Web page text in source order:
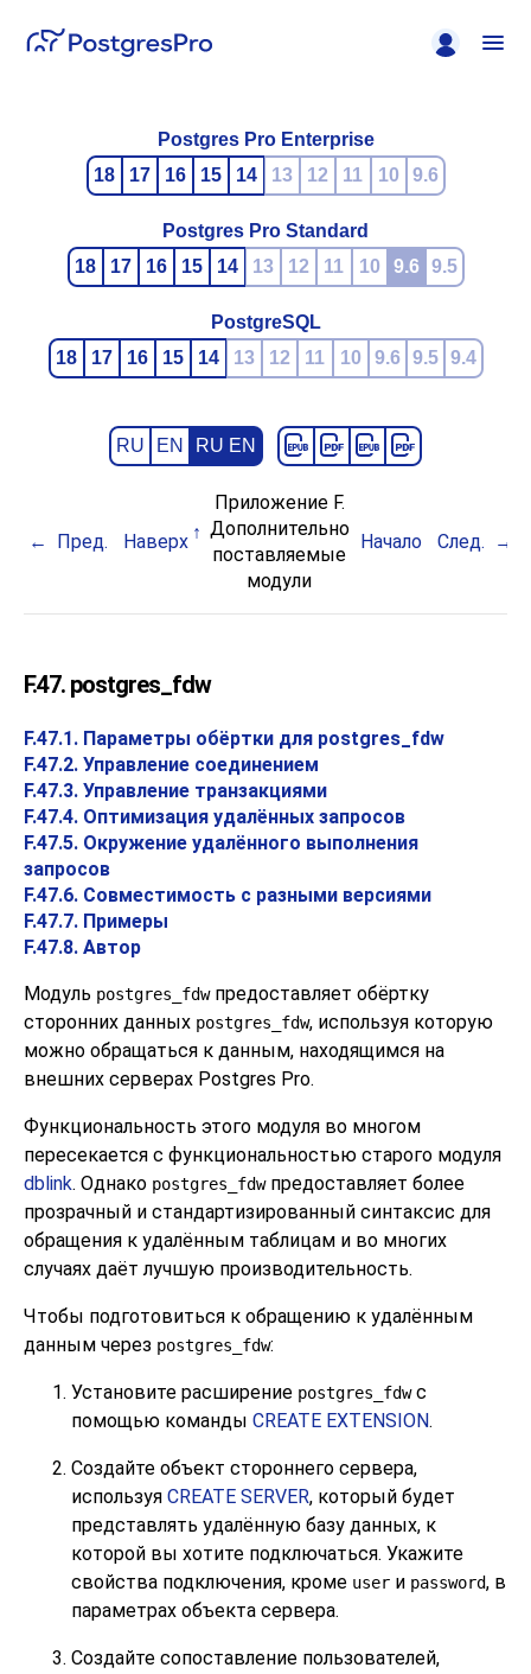
Postgres Pro Enterprise
18
17 16 15 14 13 12 11 10 9.6
Postgres Pro Standard
18
17 16 15 14 13 12 11 10 9.6 9.5
PostgreSQL
18
17 16 15 14 13 12 11 10 9.6 9.5 9.4
RU EN RU EN
Пред. Наверх
Приложение F.
Дополнительно
поставляемые
модули
Начало След.
F.47. postgres_fdw
F.47.1. Параметры обёртки для postgres_fdw
F.47.2. Управление соединением
F.47.3. Управление транзакциями
F.47.4. Оптимизация удалённых запросов
F.47.5. Окружение удалённого выполнения
запросов
F.47.6. Совместимость с разными версиями
F.47.7. Примеры
F.47.8. Автор
Модуль postgres_fdwпредоставляет обёртку
сторонних данных postgres_fdw, используя которую
можно обращаться к данным, находящимся на
внешних серверах Postgres Pro.
Функциональность этого модуля во многом
пересекается с функциональностью старого модуля
dblink. Однако postgres_fdwпредоставляет более
прозрачный и стандартизированный синтаксис для
обращения к удалённым таблицам и во многих
случаях даёт лучшую производительность.
Чтобы подготовиться к обращению к удалённым
данным через postgres_fdw:
Установите расширение postgres_fdwс
помощью команды CREATE EXTENSION.
Создайте объект стороннего сервера,
используя CREATE SERVER, который будет
представлять удалённую базу данных, к
которой вы хотите подключаться. Укажите
свойства подключения, кроме user и password, в
параметрах объекта сервера.
Создайте сопоставление пользователей,